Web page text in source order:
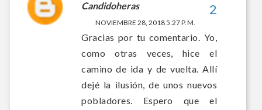
Candidoheras
NOVIEMBRE 28, 2018 5:27 P. M.
Gracias por tu comentario. Yo,
como otras veces, hice el
camino de ida y de vuelta. Allí
dejé la ilusión, de unos nuevos
pobladores. Espero que el